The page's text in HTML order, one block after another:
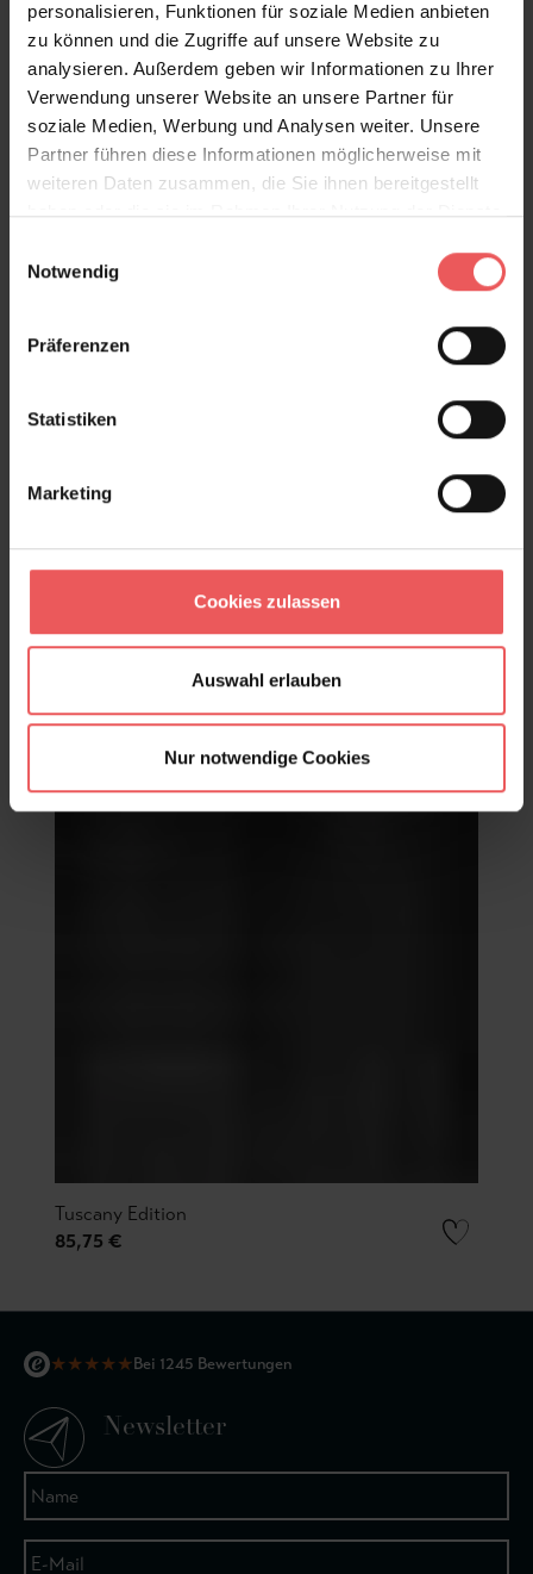
personalisieren, Funktionen für soziale Medien anbieten
zu können und die Zugriffe auf unsere Website zu
analysieren. Außerdem geben wir Informationen zu Ihrer
Verwendung unserer Website an unsere Partner für
soziale Medien, Werbung und Analysen weiter. Unsere
Partner führen diese Informationen möglicherweise mit
weiteren Daten zusammen, die Sie ihnen bereitgestellt
haben oder die sie im Rahmen Ihrer Nutzung der Dienste
Notwendig
Präferenzen
Statistiken
Marketing
Cookies zulassen
Auswahl erlauben
Nur notwendige Cookies
Produktgalerie überspringen
Varianten
85,75 €
Tuscany Edition
85,75 €
★★★★★Bei 1245 Bewertungen
Newsletter